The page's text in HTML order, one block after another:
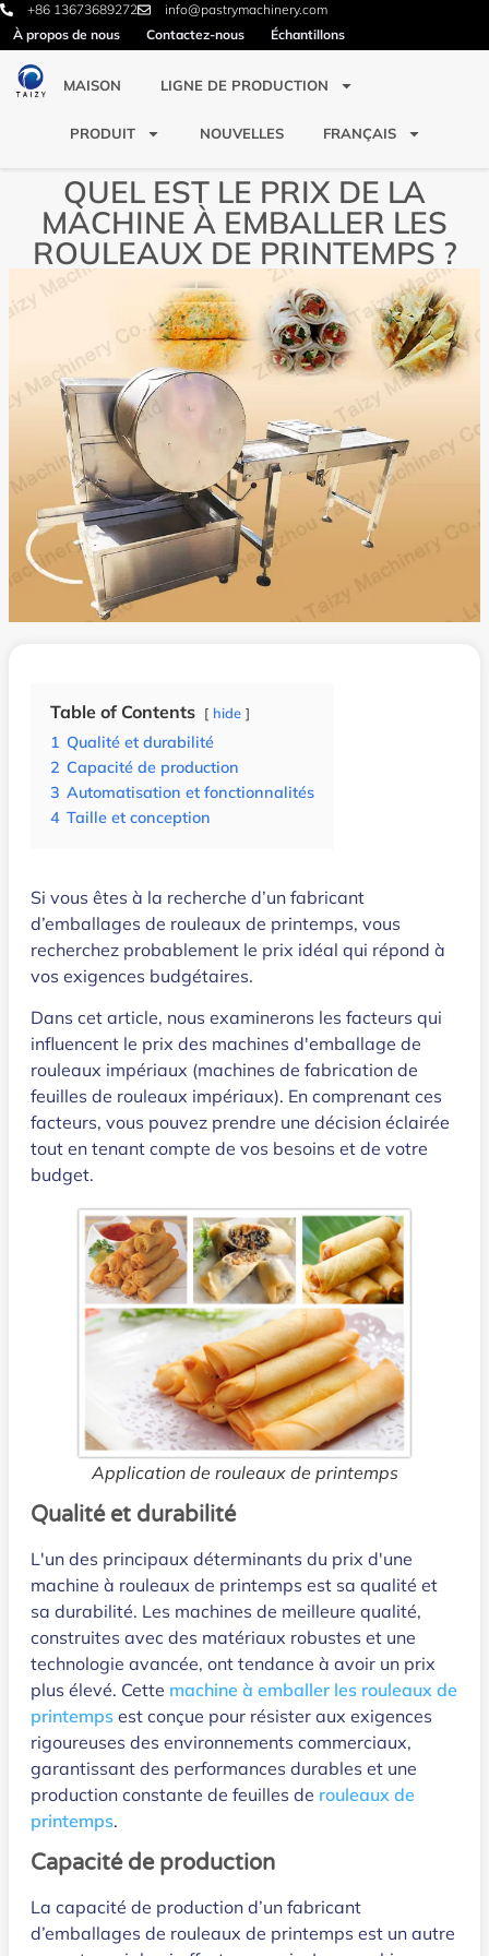
+86 13673689272
info@pastrymachinery.com
À propos de nous
Contactez-nous Échantillons
MAISON LIGNE DE PRODUCTION
PRODUIT NOUVELLES FRANÇAIS
QUEL EST LE PRIX DE LA
MACHINE À EMBALLER LES
ROULEAUX DE PRINTEMPS ?
Table of Contents hide
1 Qualité et durabilité
2 Capacité de production
3 Automatisation et fonctionnalités
4 Taille et conception
Si vous êtes à la recherche d’un fabricant
d’emballages de rouleaux de printemps, vous
recherchez probablement le prix idéal qui répond à
vos exigences budgétaires.
Dans cet article, nous examinerons les facteurs qui
influencent le prix des machines d'emballage de
rouleaux impériaux (machines de fabrication de
feuilles de rouleaux impériaux). En comprenant ces
facteurs, vous pouvez prendre une décision éclairée
tout en tenant compte de vos besoins et de votre
budget.
Application de rouleaux de printemps
Qualité et durabilité
L'un des principaux déterminants du prix d'une
machine à rouleaux de printemps est sa qualité et
sa durabilité. Les machines de meilleure qualité,
construites avec des matériaux robustes et une
technologie avancée, ont tendance à avoir un prix
plus élevé. Cette machine à emballer les rouleaux de
printemps est conçue pour résister aux exigences
rigoureuses des environnements commerciaux,
garantissant des performances durables et une
production constante de feuilles de rouleaux de
printemps.
Capacité de production
La capacité de production d’un fabricant
d’emballages de rouleaux de printemps est un autre